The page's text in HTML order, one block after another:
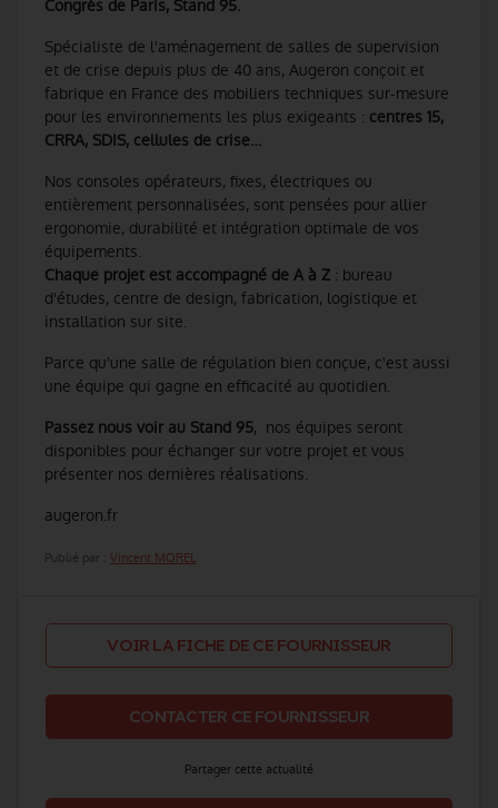
Congrès de Paris, Stand 95.
Spécialiste de l'aménagement de salles de supervision
et de crise depuis plus de 40 ans, Augeron conçoit et
fabrique en France des mobiliers techniques sur-mesure
pour les environnements les plus exigeants : centres 15,
CRRA, SDIS, cellules de crise…
Nos consoles opérateurs, fixes, électriques ou
entièrement personnalisées, sont pensées pour allier
ergonomie, durabilité et intégration optimale de vos
équipements.
Chaque projet est accompagné de A à Z : bureau
d'études, centre de design, fabrication, logistique et
installation sur site.
Parce qu'une salle de régulation bien conçue, c'est aussi
une équipe qui gagne en efficacité au quotidien.
Passez nous voir au Stand 95, nos équipes seront
disponibles pour échanger sur votre projet et vous
présenter nos dernières réalisations.
augeron.fr
Publié par : Vincent MOREL
VOIR LA FICHE DE CE FOURNISSEUR
CONTACTER CE FOURNISSEUR
Partager cette actualité